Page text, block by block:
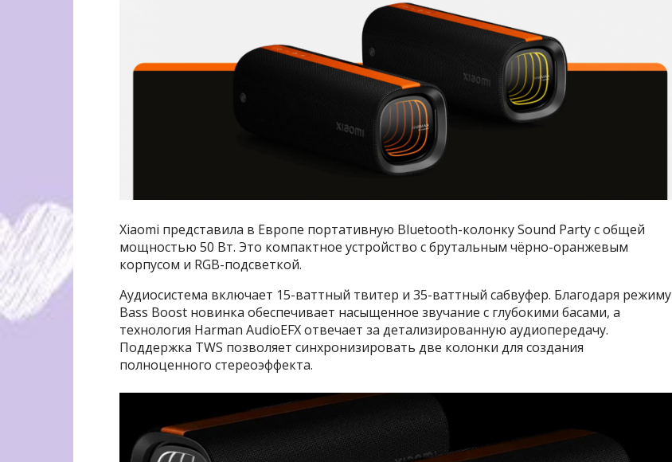
Xiaomi представила в Европе портативную Bluetooth-колонку Sound Party с общей
мощностью 50 Вт. Это компактное устройство с брутальным чёрно-оранжевым
корпусом и RGB-подсветкой.
Аудиосистема включает 15-ваттный твитер и 35-ваттный сабвуфер. Благодаря режиму
Bass Boost новинка обеспечивает насыщенное звучание с глубокими басами, а
технология Harman AudioEFX отвечает за детализированную аудиопередачу.
Поддержка TWS позволяет синхронизировать две колонки для создания
полноценного стереоэффекта.